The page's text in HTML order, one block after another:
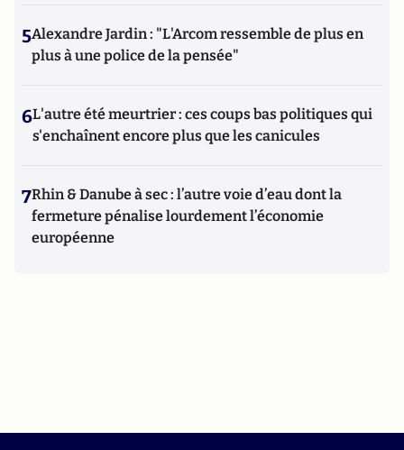
5Alexandre Jardin : "L'Arcom ressemble de plus en
plus à une police de la pensée"
6L'autre été meurtrier : ces coups bas politiques qui
s'enchaînent encore plus que les canicules
7Rhin & Danube à sec : l’autre voie d’eau dont la
fermeture pénalise lourdement l’économie
européenne